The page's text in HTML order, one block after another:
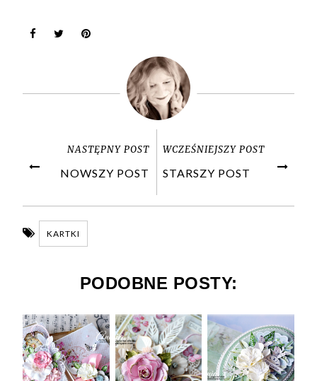
NASTĘPNY POST
NOWSZY POST
WCZEŚNIEJSZY POST
STARSZY POST
KARTKI
PODOBNE POSTY: